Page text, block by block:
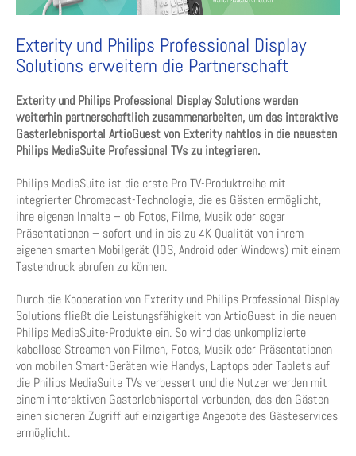
Exterity und Philips Professional Display
Solutions erweitern die Partnerschaft
Exterity und Philips Professional Display Solutions werden
weiterhin partnerschaftlich zusammenarbeiten, um das interaktive
Gasterlebnisportal ArtioGuest von Exterity nahtlos in die neuesten
Philips MediaSuite Professional TVs zu integrieren.
Philips MediaSuite ist die erste Pro TV-Produktreihe mit
integrierter Chromecast-Technologie, die es Gästen ermöglicht,
ihre eigenen Inhalte – ob Fotos, Filme, Musik oder sogar
Präsentationen – sofort und in bis zu 4K Qualität von ihrem
eigenen smarten Mobilgerät (IOS, Android oder Windows) mit einem
Tastendruck abrufen zu können.
Durch die Kooperation von Exterity und Philips Professional Display
Solutions fließt die Leistungsfähigkeit von ArtioGuest in die neuen
Philips MediaSuite-Produkte ein. So wird das unkomplizierte
kabellose Streamen von Filmen, Fotos, Musik oder Präsentationen
von mobilen Smart-Geräten wie Handys, Laptops oder Tablets auf
die Philips MediaSuite TVs verbessert und die Nutzer werden mit
einem interaktiven Gasterlebnisportal verbunden, das den Gästen
einen sicheren Zugriff auf einzigartige Angebote des Gästeservices
ermöglicht.